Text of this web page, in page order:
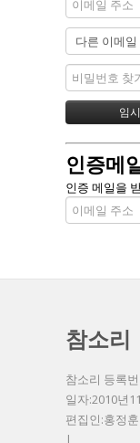
인증메
인증 메일을
참소리
참소리 등록
일자:2010년
편집인:홍정
|